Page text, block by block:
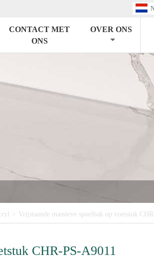
CONTACT MET
ONS
OVER ONS
> Vrijstaande massieve spoelbak op voetstuk
CHR-PS-A9011